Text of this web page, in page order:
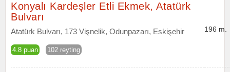
Konyalı Kardeşler Etli Ekmek, Atatürk
Bulvarı
Atatürk Bulvarı, 173 Vişnelik, Odunpazarı, Eskişehir
4.8 puan 102 reyting
196 m.